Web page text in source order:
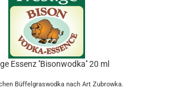
Essenz ''Bisonwodka'' 20 ml
Büffelgraswodka nach Art Zubrowka.